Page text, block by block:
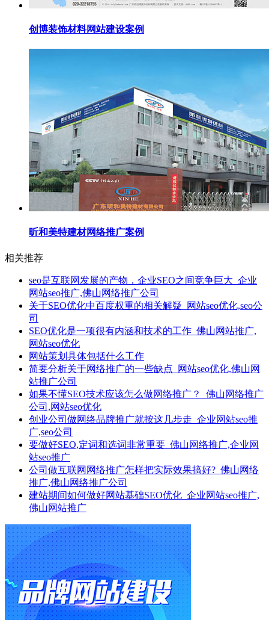
创博装饰材料网站建设案例
昕和美特建材网络推广案例
相关推荐
seo是互联网发展的产物，企业SEO之间竞争巨大_企业
网站seo推广,佛山网络推广公司
关于SEO优化中百度权重的相关解疑_网站seo优化,seo公
司
SEO优化是一项很有内涵和技术的工作_佛山网站推广,
网站seo优化
网站策划具体包括什么工作
简要分析关于网络推广的一些缺点_网站seo优化,佛山网
站推广公司
如果不懂SEO技术应该怎么做网络推广？_佛山网络推广
公司,网站seo优化
创业公司做网络品牌推广就按这几步走_企业网站seo推
广,seo公司
要做好SEO,定词和选词非常重要_佛山网络推广,企业网
站seo推广
公司做互联网网络推广怎样把实际效果搞好?_佛山网络
推广,佛山网络推广公司
建站期间如何做好网站基础SEO优化_企业网站seo推广,
佛山网站推广